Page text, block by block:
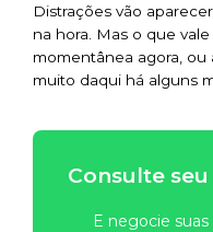
Distrações vão
na hora. Mas o que
momentânea agora,
muito daqui há alguns
Consulte
E negocie